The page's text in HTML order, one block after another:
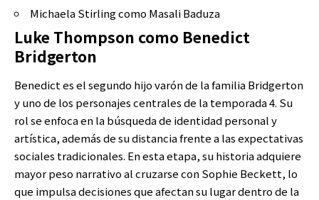
Michaela Stirling como Masali Baduza
Luke Thompson como Benedict
Bridgerton
Benedict es el segundo hijo varón de la familia Bridgerton
y uno de los personajes centrales de la temporada 4. Su
rol se enfoca en la búsqueda de identidad personal y
artística, además de su distancia frente a las expectativas
sociales tradicionales. En esta etapa, su historia adquiere
mayor peso narrativo al cruzarse con Sophie Beckett, lo
que impulsa decisiones que afectan su lugar dentro de la